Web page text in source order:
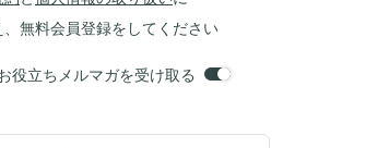
、無料会員登録をしてください
役立ちメルマガを受け取る